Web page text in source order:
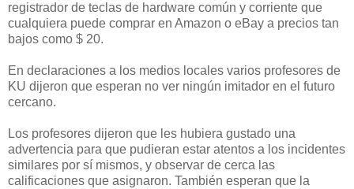
registrador de teclas de hardware común y corriente que
cualquiera puede comprar en Amazon o eBay a precios tan
bajos como $ 20.
En declaraciones a los medios locales varios profesores de
KU dijeron que esperan no ver ningún imitador en el futuro
cercano.
Los profesores dijeron que les hubiera gustado una
advertencia para que pudieran estar atentos a los incidentes
similares por sí mismos, y observar de cerca las
calificaciones que asignaron. También esperan que la